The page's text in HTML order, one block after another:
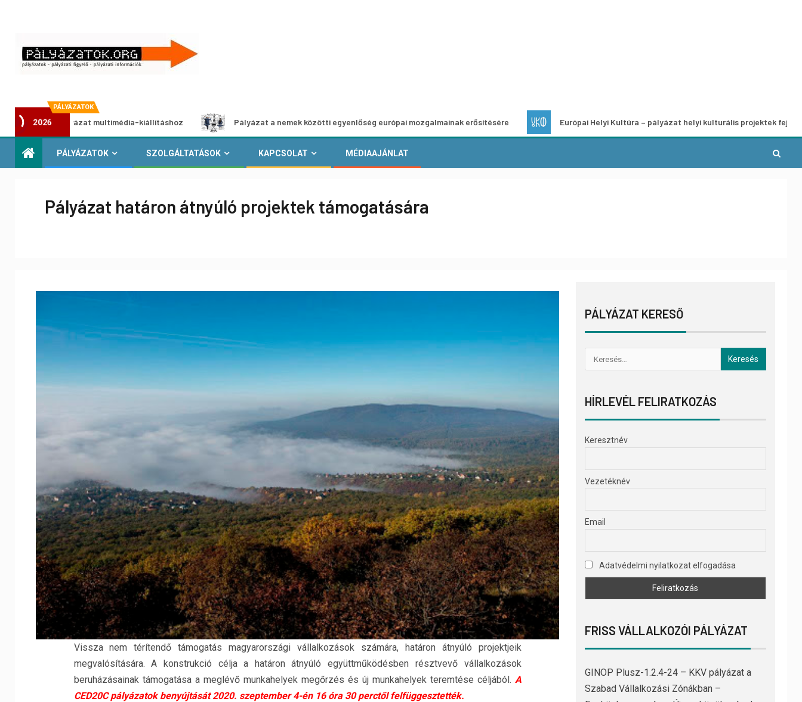
PÁLYÁZATOK
2026
pályázat multimédia-kiállításhoz Pályázat a nemek közötti egyenlőség európai mozgalmainak erősítésére Európai Helyi Kultúra – pályázat helyi kulturális projektek fejlesztésére
PÁLYÁZATOK SZOLGÁLTATÁSOK KAPCSOLAT MÉDIAAJÁNLAT
Pályázat határon átnyúló projektek támogatására
Vissza nem térítendő támogatás magyarországi vállalkozások számára, határon átnyúló projektjeik
megvalósítására. A konstrukció célja a határon átnyúló együttműködésben résztvevő vállalkozások
beruházásainak támogatása a meglévő munkahelyek megőrzés és új munkahelyek teremtése céljából. A
CED20C pályázatok benyújtását 2020. szeptember 4-én 16 óra 30 perctől felfüggesztették.
PÁLYÁZAT KERESŐ
HÍRLEVÉL FELIRATKOZÁS
Keresztnév
Vezetéknév
Email
Adatvédelmi nyilatkozat elfogadása
FRISS VÁLLALKOZÓI PÁLYÁZAT
GINOP Plusz-1.2.4-24 – KKV pályázat a
Szabad Vállalkozási Zónákban –